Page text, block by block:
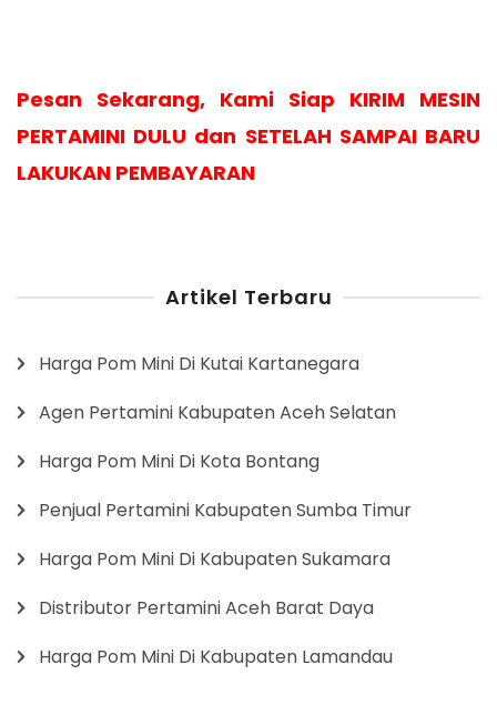
Pesan Sekarang, Kami Siap KIRIM MESIN
PERTAMINI DULU dan SETELAH SAMPAI BARU
LAKUKAN PEMBAYARAN
Artikel Terbaru
Harga Pom Mini Di Kutai Kartanegara
Agen Pertamini Kabupaten Aceh Selatan
Harga Pom Mini Di Kota Bontang
Penjual Pertamini Kabupaten Sumba Timur
Harga Pom Mini Di Kabupaten Sukamara
Distributor Pertamini Aceh Barat Daya
Harga Pom Mini Di Kabupaten Lamandau